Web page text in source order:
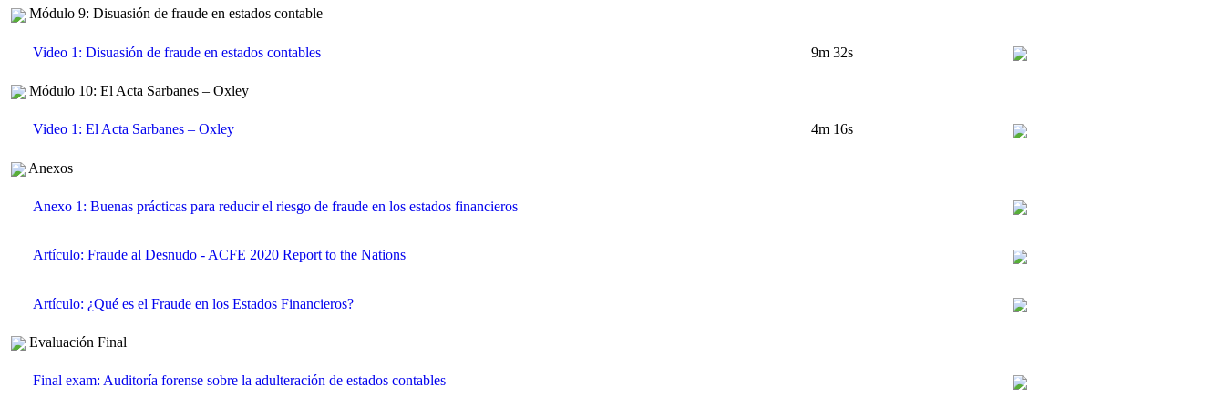
Módulo 9: Disuasión de fraude en estados contable
Video 1: Disuasión de fraude en estados contables 9m 32s
Módulo 10: El Acta Sarbanes – Oxley
Video 1: El Acta Sarbanes – Oxley 4m 16s
Anexos
Anexo 1: Buenas prácticas para reducir el riesgo de fraude en los estados financieros
Artículo: Fraude al Desnudo - ACFE 2020 Report to the Nations
Artículo: ¿Qué es el Fraude en los Estados Financieros?
Evaluación Final
Final exam: Auditoría forense sobre la adulteración de estados contables